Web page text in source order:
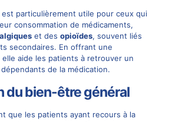
est particulièrement utile pour ceux qui
consommation de médicaments,
et des opioïdes, souvent liés
secondaires. En offrant une
aide les patients à retrouver un
de la médication.
du bien-être général
que les patients ayant recours à la